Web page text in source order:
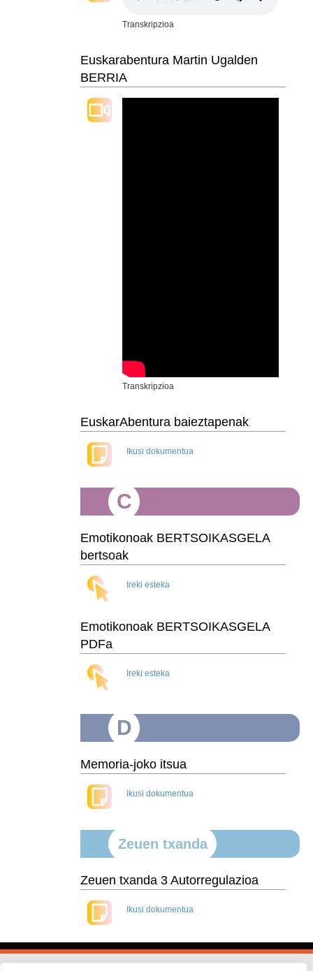
Transkripzioa
Euskarabentura Martin Ugalden
BERRIA
Transkripzioa
EuskarAbentura baieztapenak
Ikusi dokumentua
C
Emotikonoak BERTSOIKASGELA
bertsoak
Ireki esteka
Emotikonoak BERTSOIKASGELA
PDFa
Ireki esteka
D
Memoria-joko itsua
Ikusi dokumentua
Zeuen txanda
Zeuen txanda 3 Autorregulazioa
Ikusi dokumentua